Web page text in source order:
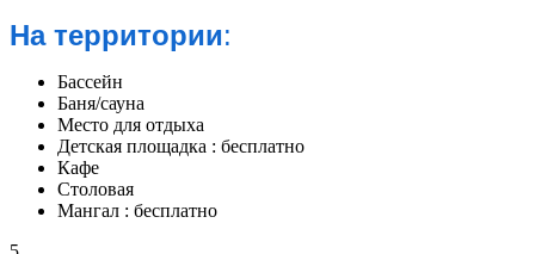
На территории:
Бассейн
Баня/сауна
Место для отдыха
Детская площадка : бесплатно
Кафе
Столовая
Мангал : бесплатно